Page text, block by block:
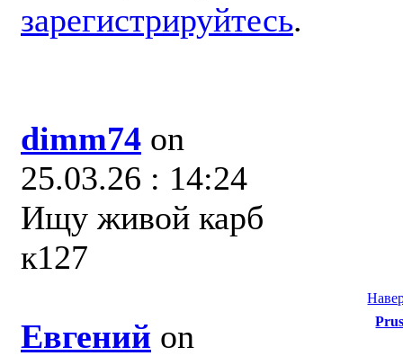
зарегистрируйтесь.
dimm74 on
25.03.26 : 14:24
Ищу живой карб
к127
Евгений on